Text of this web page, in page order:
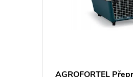
AGROFORTEL